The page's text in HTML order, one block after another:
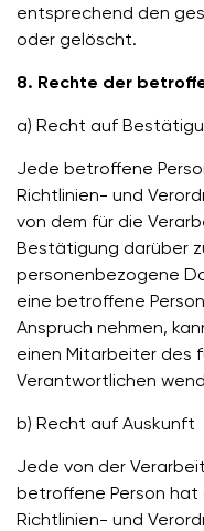
entsprechend den
oder gelöscht.
8. Rechte der
a) Recht auf
Jede betroffene
Richtlinien- und
von dem für die
Bestätigung darüber
personenbezogene
eine betroffene
Anspruch nehmen,
einen Mitarbeiter des
Verantwortlichen
b) Recht auf Auskunft
Jede von der
betroffene Person hat
Richtlinien- und